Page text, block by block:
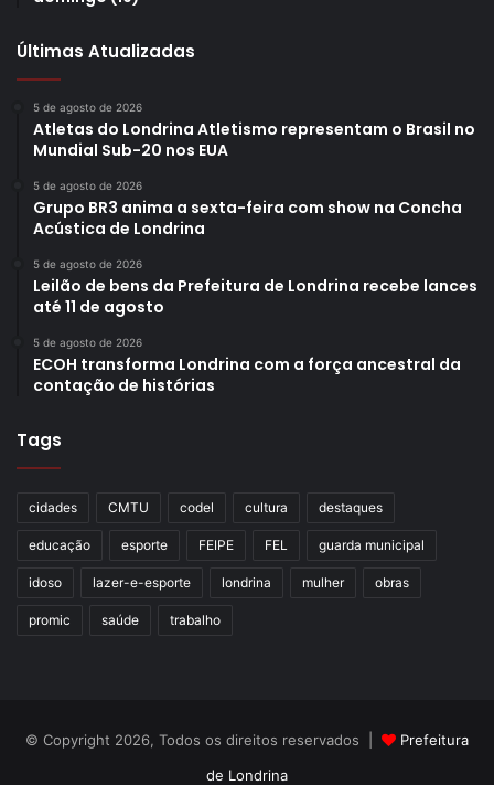
Últimas Atualizadas
5 de agosto de 2026
Atletas do Londrina Atletismo representam o Brasil no
Mundial Sub-20 nos EUA
5 de agosto de 2026
Grupo BR3 anima a sexta-feira com show na Concha
Acústica de Londrina
5 de agosto de 2026
Leilão de bens da Prefeitura de Londrina recebe lances
até 11 de agosto
5 de agosto de 2026
ECOH transforma Londrina com a força ancestral da
contação de histórias
Tags
cidades CMTU codel cultura destaques
educação esporte FEIPE FEL guarda municipal
idoso lazer-e-esporte londrina mulher obras
promic saúde trabalho
© Copyright 2026, Todos os direitos reservados |
Prefeitura
de Londrina